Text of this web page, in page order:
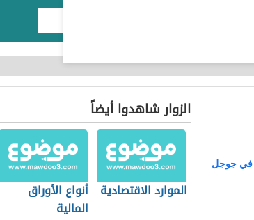
جوجل
الزوار شاهدوا أيضاً
الموارد الاقتصادية أنواع الأوراق
المالية